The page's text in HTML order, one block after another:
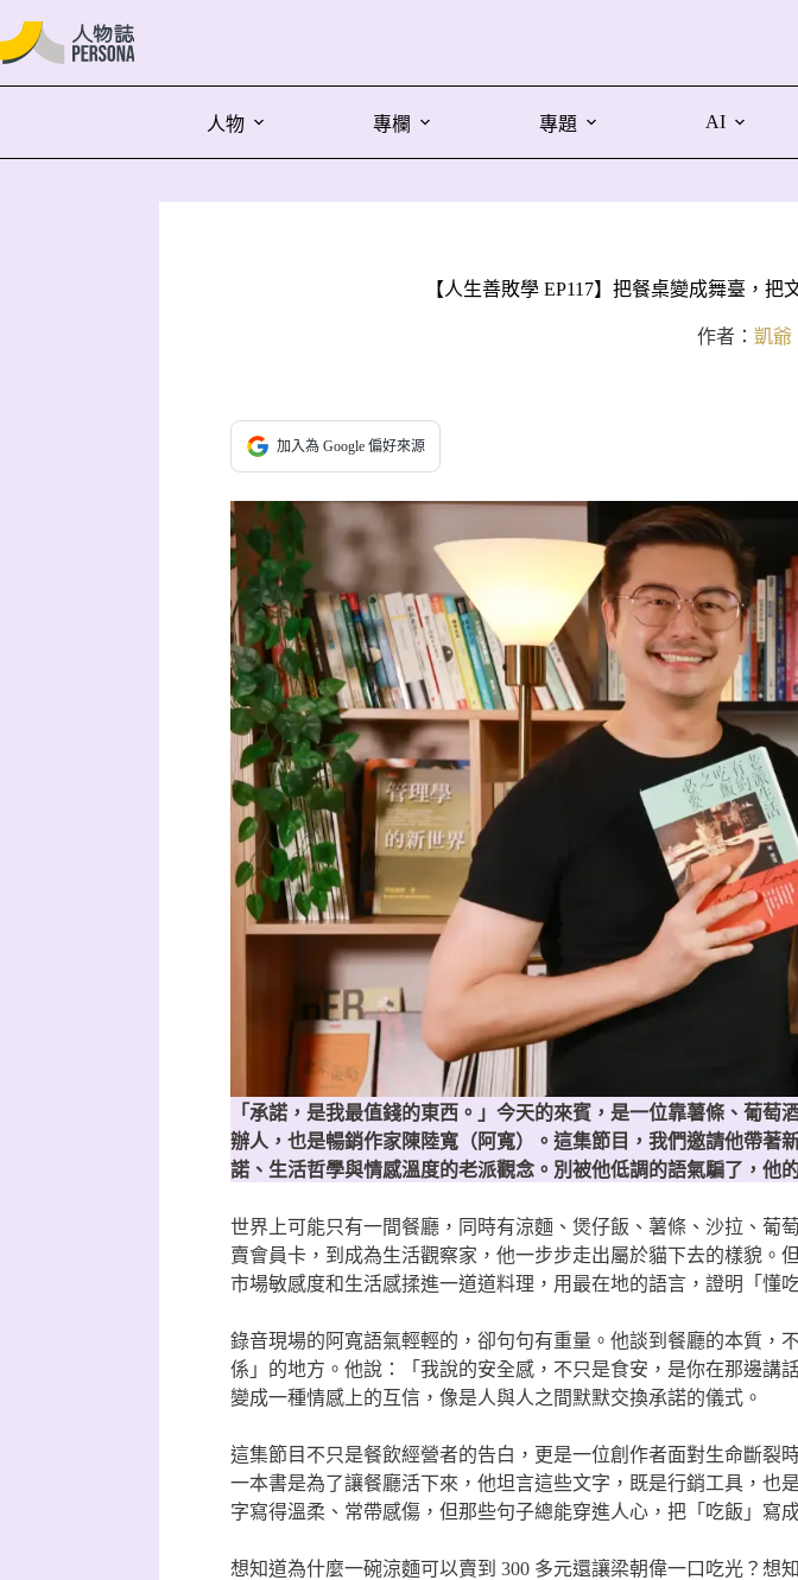
人物 專欄 專題 AI
【人生善敗學 EP117】把餐桌變成舞臺，
作者： 凱爺
加入為 Google 偏好來源
「承諾，是我最值錢的東西。」今天的來賓，是一位靠薯條、葡
辦人，也是暢銷作家陳陸寬（阿寬）。這集節目，我們邀請他帶著
諾、生活哲學與情感溫度的老派觀念。別被他低調的語氣騙了，他
世界上可能只有一間餐廳，同時有涼麵、煲仔飯、薯條、沙拉、葡
賣會員卡，到成為生活觀察家，他一步步走出屬於貓下去的樣貌
市場敏感度和生活感揉進一道道料理，用最在地的語言，證明「懂
錄音現場的阿寬語氣輕輕的，卻句句有重量。他談到餐廳的本質，
係」的地方。他說：「我說的安全感，不只是食安，是你在那邊講
變成一種情感上的互信，像是人與人之間默默交換承諾的儀式。
這集節目不只是餐飲經營者的告白，更是一位創作者面對生命斷裂
一本書是為了讓餐廳活下來，他坦言這些文字，既是行銷工具，也
字寫得溫柔、常帶感傷，但那些句子總能穿進人心，把「吃飯」寫
想知道為什麼一碗涼麵可以賣到 300 多元還讓梁朝偉一口吃光？